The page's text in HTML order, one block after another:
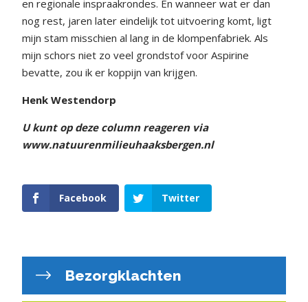
en regionale inspraakrondes. En wanneer wat er dan
nog rest, jaren later eindelijk tot uitvoering komt, ligt
mijn stam misschien al lang in de klompenfabriek. Als
mijn schors niet zo veel grondstof voor Aspirine
bevatte, zou ik er koppijn van krijgen.
Henk Westendorp
U kunt op deze column reageren via
www.natuurenmilieuhaaksbergen.nl
Facebook Twitter
Bezorgklachten